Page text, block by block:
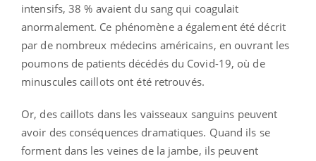
intensifs, 38 % avaient du sang qui coagulait
anormalement. Ce phénomène a également été décrit
par de nombreux médecins américains, en ouvrant les
poumons de patients décédés du Covid-19, où de
minuscules caillots ont été retrouvés.
Or, des caillots dans les vaisseaux sanguins peuvent
avoir des conséquences dramatiques. Quand ils se
forment dans les veines de la jambe, ils peuvent